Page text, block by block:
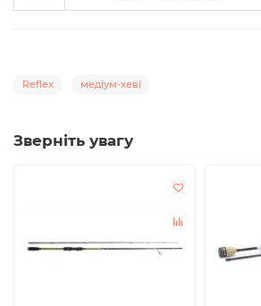
Reflex медіум-хеві
Зверніть увагу